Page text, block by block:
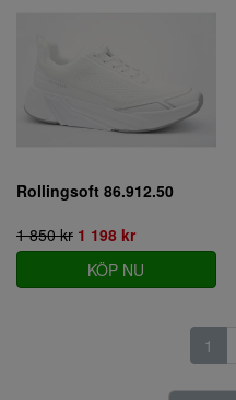
Rollingsoft 86.912.50
1 850 kr 1 198 kr
KÖP NU
1